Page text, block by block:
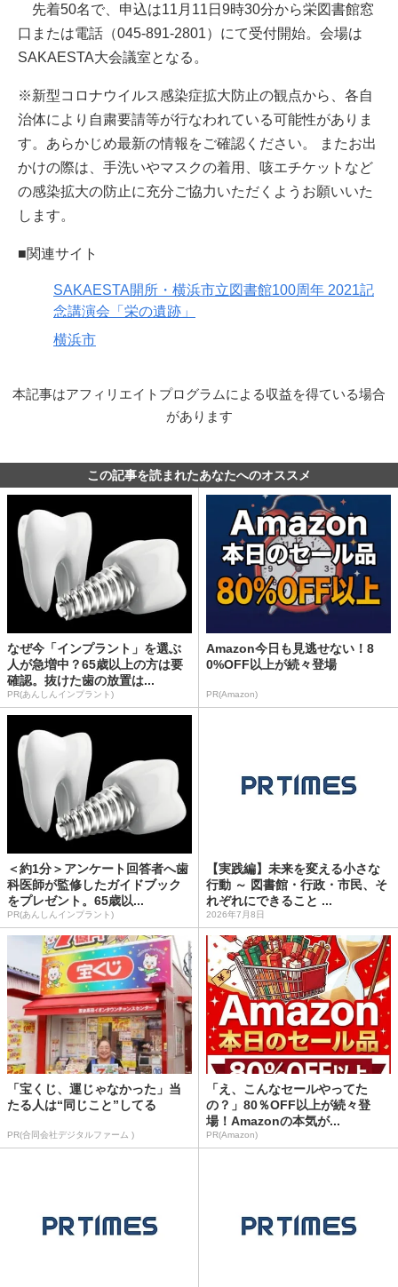
先着50名で、申込は11月11日9時30分から栄図書館窓
口または電話（045-891-2801）にて受付開始。会場は
SAKAESTA大会議室となる。
※新型コロナウイルス感染症拡大防止の観点から、各自
治体により自粛要請等が行なわれている可能性がありま
す。あらかじめ最新の情報をご確認ください。 またお出
かけの際は、手洗いやマスクの着用、咳エチケットなど
の感染拡大の防止に充分ご協力いただくようお願いいた
します。
■関連サイト
SAKAESTA開所・横浜市立図書館100周年 2021記
念講演会「栄の遺跡」
横浜市
本記事はアフィリエイトプログラムによる収益を得ている場合
があります
この記事を読まれたあなたへのオススメ
なぜ今「インプラント」を選ぶ
人が急増中？65歳以上の方は要
確認。抜けた歯の放置は...
PR(あんしんインプラント)
Amazon今日も見逃せない！8
0%OFF以上が続々登場
PR(Amazon)
＜約1分＞アンケート回答者へ歯
科医師が監修したガイドブック
をプレゼント。65歳以...
PR(あんしんインプラント)
【実践編】未来を変える小さな
行動 ～ 図書館・行政・市民、そ
れぞれにできること ...
2026年7月8日
「宝くじ、運じゃなかった」当
たる人は“同じこと”してる
PR(合同会社デジタルファーム )
「え、こんなセールやってた
の？」80％OFF以上が続々登
場！Amazonの本気が...
PR(Amazon)